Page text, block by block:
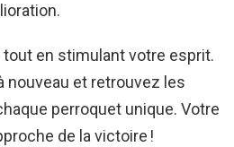
tout en stimulant votre esprit.
nouveau et retrouvez les
perroquet unique. Votre
de la victoire !